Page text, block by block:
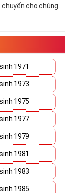
chuyển cho chúng
1971
1973
1975
1977
1979
1981
1983
1985